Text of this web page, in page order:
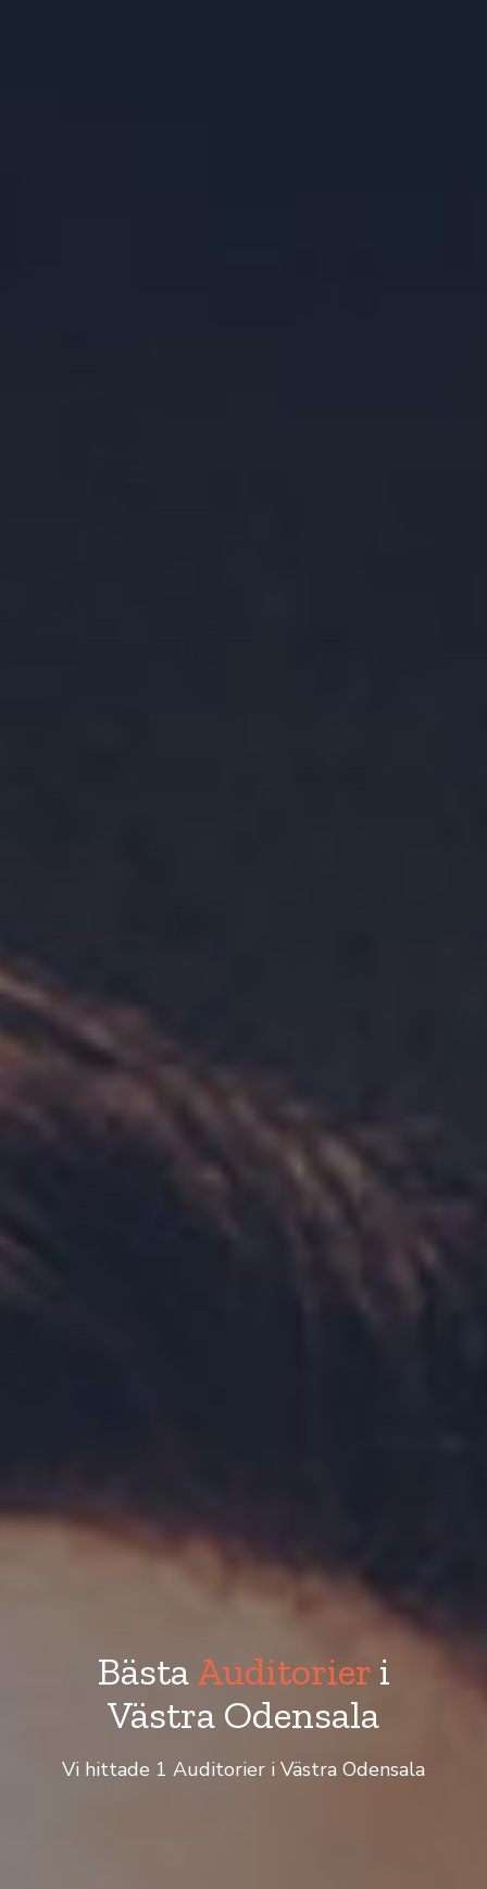
BästaAuditorier i
Västra Odensala
Vi hittade 1 Auditorier i Västra Odensala